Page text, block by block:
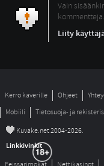
Vain
kommentteja.
Liity
Kerro kaverille Ohjeet
Mobiili
Tietosuoja- ja
© Kuvake.net 2004-2026.
Linkkivinkit